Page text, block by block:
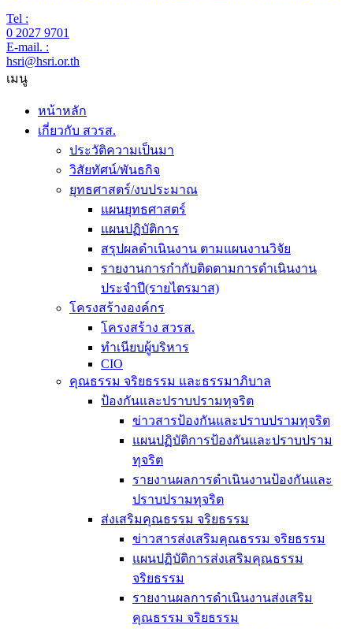
Tel :
0 2027 9701
E-mail. :
hsri@hsri.or.th
เมนู
หน้าหลัก
เกี่ยวกับ สวรส.
ประวัติความเป็นมา
วิสัยทัศน์/พันธกิจ
ยุทธศาสตร์/งบประมาณ
แผนยุทธศาสตร์
แผนปฏิบัติการ
สรุปผลดำเนินงาน ตามแผนงานวิจัย
รายงานการกำกับติดตามการดำเนินงาน
ประจำปี(รายไตรมาส)
โครงสร้างองค์กร
โครงสร้าง สวรส.
ทำเนียบผู้บริหาร
CIO
คุณธรรม จริยธรรม และธรรมาภิบาล
ป้องกันและปราบปรามทุจริต
ข่าวสารป้องกันและปราบปรามทุจริต
แผนปฏิบัติการป้องกันและปราบปราม
ทุจริต
รายงานผลการดำเนินงานป้องกันและ
ปราบปรามทุจริต
ส่งเสริมคุณธรรม จริยธรรม
ข่าวสารส่งเสริมคุณธรรม จริยธรรม
แผนปฏิบัติการส่งเสริมคุณธรรม
จริยธรรม
รายงานผลการดำเนินงานส่งเสริม
คุณธรรม จริยธรรม